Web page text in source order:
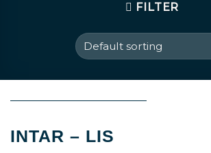
FILTER
INTAR – LIS